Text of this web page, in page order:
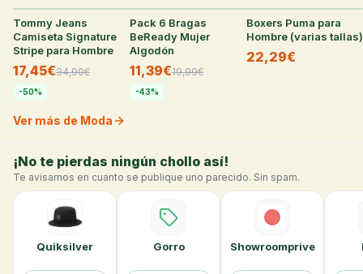
Tommy Jeans
Camiseta Signature
Stripe para Hombre
17,45€34,90€
-50%
Pack 6 Bragas
BeReady Mujer
Algodón
11,39€19,99€
-43%
27
Boxers Puma para
Hombre (varias tallas)
22,29€
Ver más de Moda
¡No te pierdas ningún chollo así!
Te avisamos en cuanto se publique uno parecido. Sin spam.
Quiksilver Gorro Showroomprive